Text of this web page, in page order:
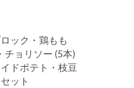
ック・鶏もも
チョリソー (5本)
ドポテト・枝豆
ット